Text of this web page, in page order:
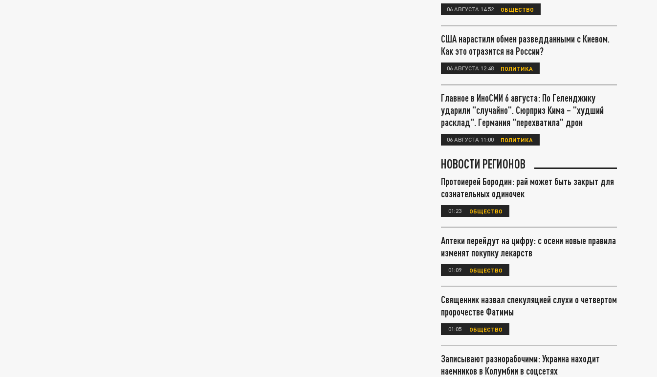
06 АВГУСТА 14:52 ОБЩЕСТВО
США нарастили обмен разведданными с Киевом.
Как это отразится на России?
06 АВГУСТА 12:48 ПОЛИТИКА
Главное в ИноСМИ 6 августа: По Геленджику
ударили "случайно". Сюрприз Кима – "худший
расклад". Германия "перехватила" дрон
06 АВГУСТА 11:00 ПОЛИТИКА
НОВОСТИ РЕГИОНОВ
Протоиерей Бородин: рай может быть закрыт для
сознательных одиночек
01:23 ОБЩЕСТВО
Аптеки перейдут на цифру: с осени новые правила
изменят покупку лекарств
01:09 ОБЩЕСТВО
Священник назвал спекуляцией слухи о четвертом
пророчестве Фатимы
01:05 ОБЩЕСТВО
Записывают разнорабочими: Украина находит
наемников в Колумбии в соцсетях